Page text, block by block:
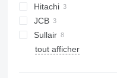
TE
Hitachi
JCB
SB
E-series
Sullair
tout afficher